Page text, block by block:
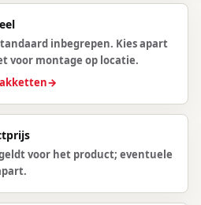
inbegrepen. Kies apart
voor montage op locatie.
→
voor het product; eventuele